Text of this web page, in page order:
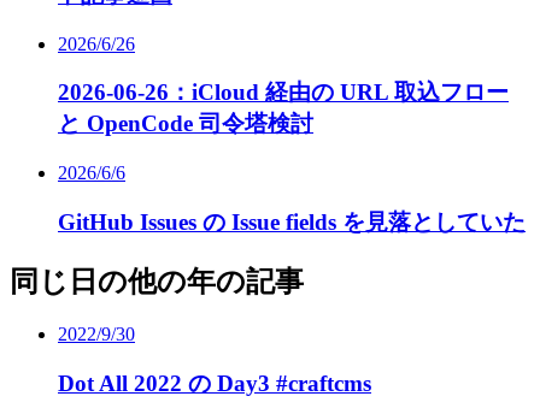
2026/6/26
2026-06-26：iCloud 経由の URL 取込フロー
と OpenCode 司令塔検討
2026/6/6
GitHub Issues の Issue fields を見落としていた
同じ日の他の年の記事
2022/9/30
Dot All 2022 の Day3 #craftcms